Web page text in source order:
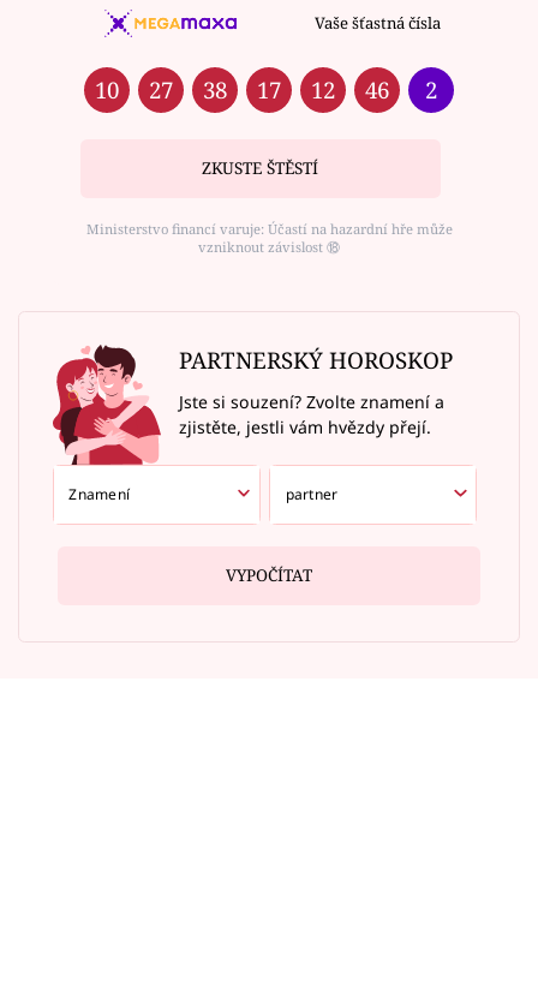
Vaše šťastná čísla
10 27 38 17 12 46 2
ZKUSTE ŠTĚSTÍ
Ministerstvo financí varuje: Účastí na hazardní hře může
vzniknout závislost ⑱
PARTNERSKÝ HOROSKOP
Jste si souzení? Zvolte znamení a
zjistěte, jestli vám hvězdy přejí.
VYPOČÍTAT